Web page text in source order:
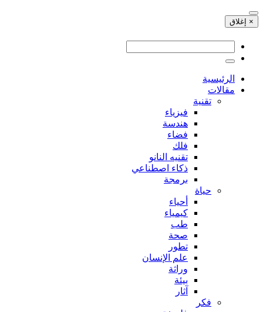
× إغلاق
الرئيسية
مقالات
تقنية
فيزياء
هندسة
فضاء
فلك
تقنيه النانو
ذكاء اصطناعي
برمجة
حياة
أحياء
كيمياء
طب
صحة
تطور
علم الإنسان
وراثة
بيئة
آثار
فكر